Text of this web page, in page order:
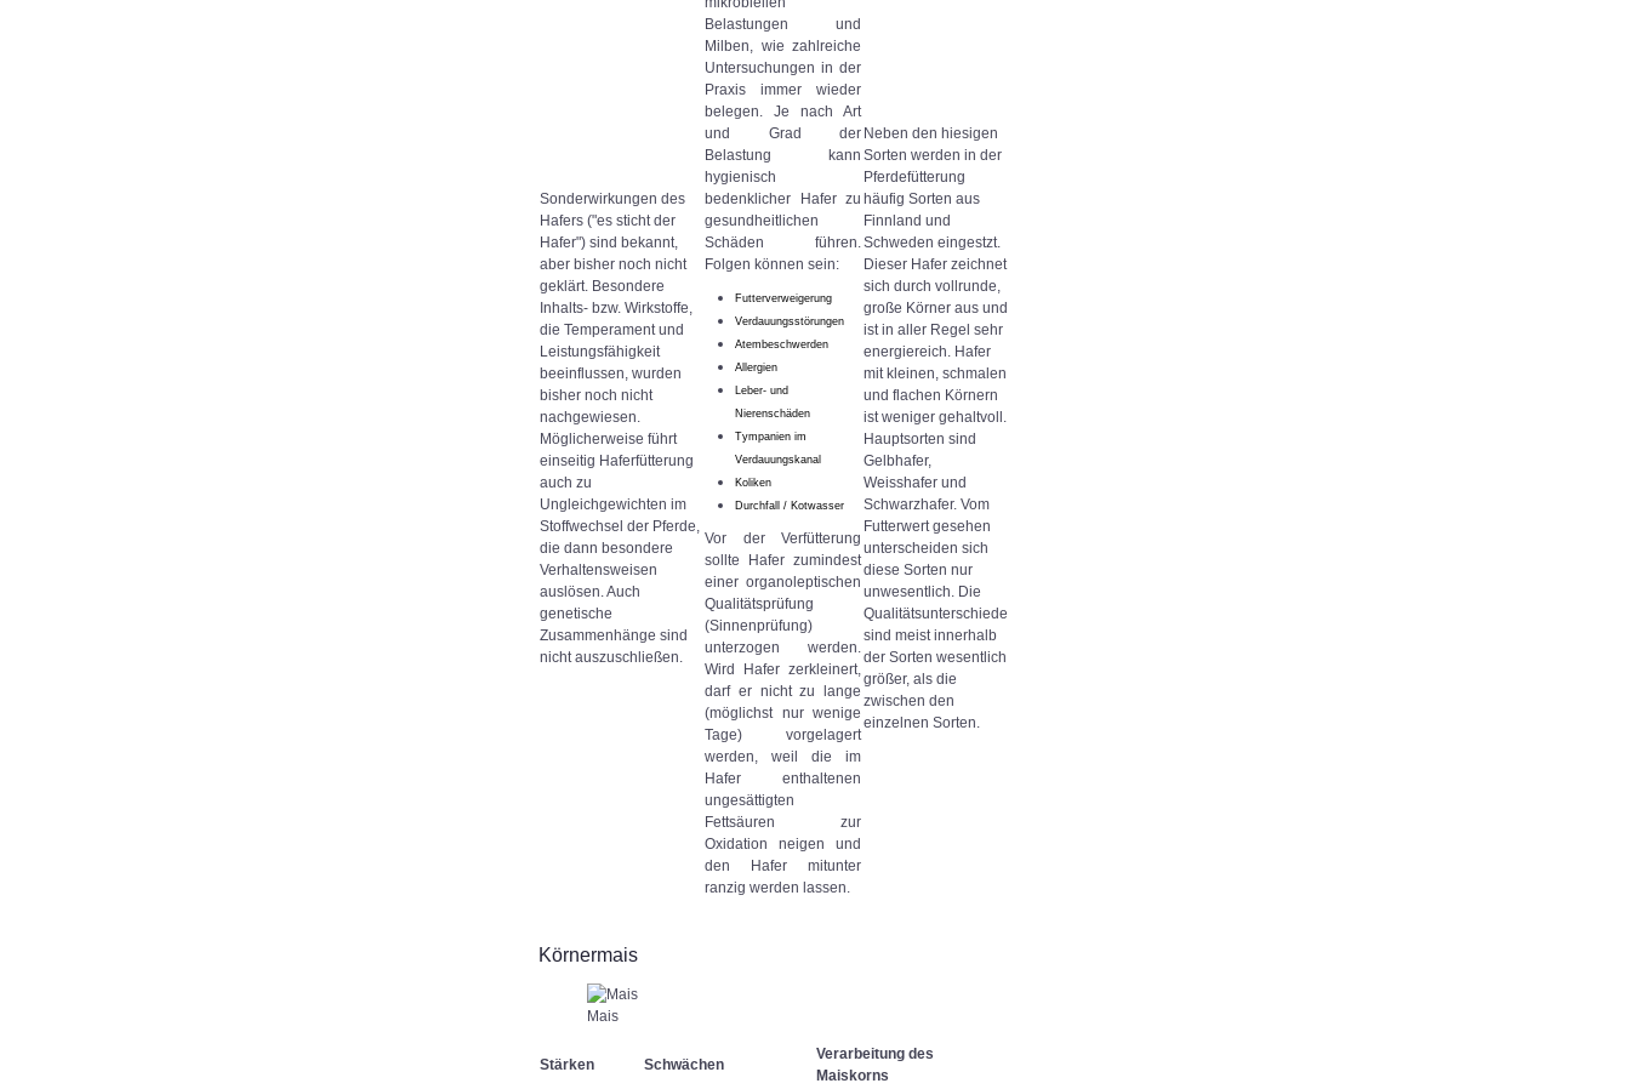
Sonderwirkungen des
Hafers ("es sticht der
Hafer") sind bekannt,
aber bisher noch nicht
geklärt. Besondere
Inhalts- bzw. Wirkstoffe,
die Temperament und
Leistungsfähigkeit
beeinflussen, wurden
bisher noch nicht
nachgewiesen.
Möglicherweise führt
einseitig Haferfütterung
auch zu
Ungleichgewichten im
Stoffwechsel der Pferde,
die dann besondere
Verhaltensweisen
auslösen. Auch
genetische
Zusammenhänge sind
nicht auszuschließen.
Belastungen und
Milben, wie zahlreiche
Untersuchungen in der
Praxis immer wieder
belegen. Je nach Art
und Grad der
Belastung kann
hygienisch
bedenklicher Hafer zu
gesundheitlichen
Schäden führen.
Folgen können sein:
Futterverweigerung
Verdauungsstörungen
Atembeschwerden
Allergien
Leber- und
Nierenschäden
Tympanien im
Verdauungskanal
Koliken
Durchfall / Kotwasser
Vor der Verfütterung
sollte Hafer zumindest
einer organoleptischen
Qualitätsprüfung
(Sinnenprüfung)
unterzogen werden.
Wird Hafer zerkleinert,
darf er nicht zu lange
(möglichst nur wenige
Tage) vorgelagert
werden, weil die im
Hafer enthaltenen
ungesättigten
Fettsäuren zur
Oxidation neigen und
den Hafer mitunter
ranzig werden lassen.
Neben den hiesigen
Sorten werden in der
Pferdefütterung
häufig Sorten aus
Finnland und
Schweden eingestzt.
Dieser Hafer zeichnet
sich durch vollrunde,
große Körner aus und
ist in aller Regel sehr
energiereich. Hafer
mit kleinen, schmalen
und flachen Körnern
ist weniger gehaltvoll.
Hauptsorten sind
Gelbhafer,
Weisshafer und
Schwarzhafer. Vom
Futterwert gesehen
unterscheiden sich
diese Sorten nur
unwesentlich. Die
Qualitätsunterschiede
sind meist innerhalb
der Sorten wesentlich
größer, als die
zwischen den
einzelnen Sorten.
Körnermais
Mais
Stärken Schwächen
Verarbeitung des
Maiskorns